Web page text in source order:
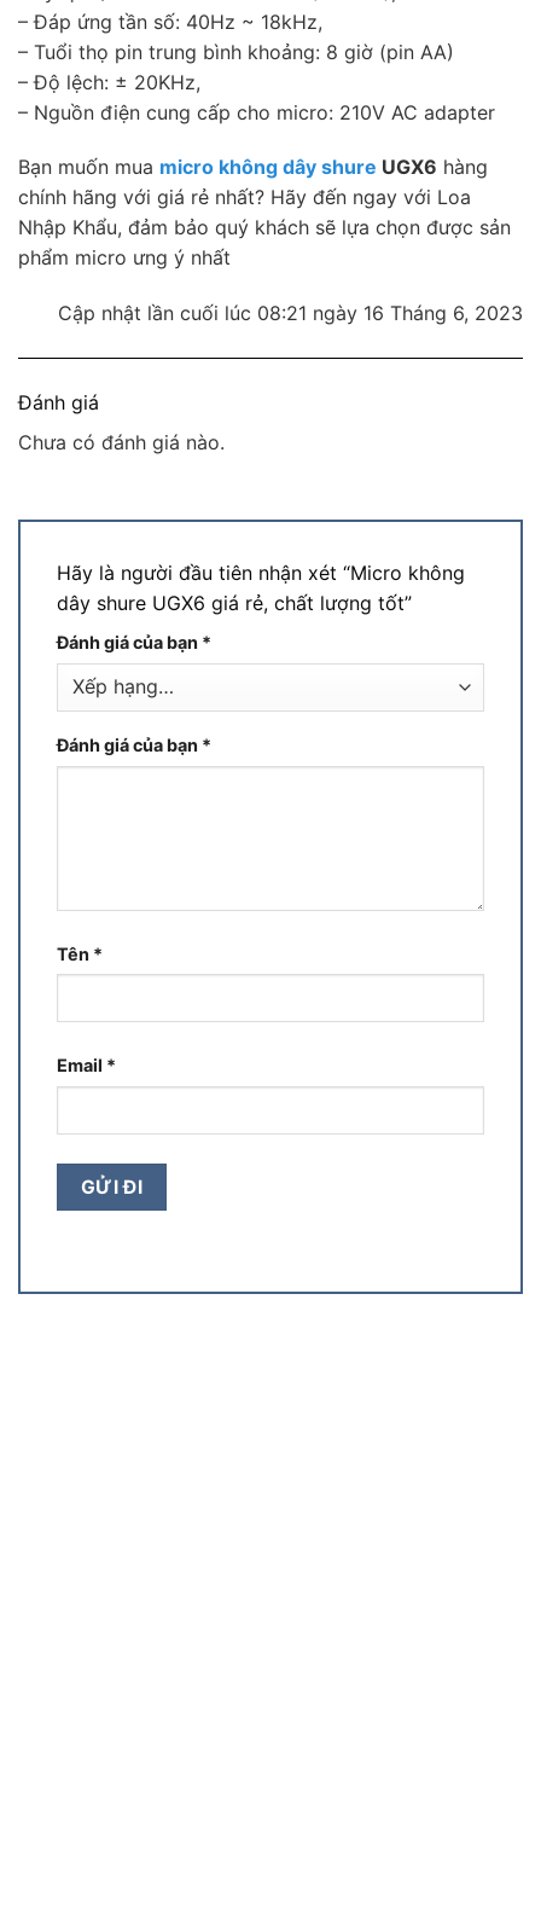
– Đáp ứng tần số: 40Hz ~ 18kHz,
– Tuổi thọ pin trung bình khoảng: 8 giờ (pin AA)
– Độ lệch: ± 20KHz,
– Nguồn điện cung cấp cho micro: 210V AC adapter
Bạn muốn mua micro không dây shure UGX6 hàng
chính hãng với giá rẻ nhất? Hãy đến ngay với Loa
Nhập Khẩu, đảm bảo quý khách sẽ lựa chọn được sản
phẩm micro ưng ý nhất
Cập nhật lần cuối lúc 08:21 ngày 16 Tháng 6, 2023
Đánh giá
Chưa có đánh giá nào.
Hãy là người đầu tiên nhận xét “Micro không
dây shure UGX6 giá rẻ, chất lượng tốt”
Đánh giá của bạn *
Đánh giá của bạn *
Tên *
Email *